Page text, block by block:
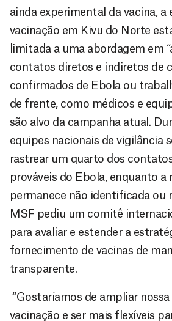
ainda experimental da vacina, a
vacinação em Kivu do Norte
limitada a uma abordagem em
contatos diretos e indiretos de
confirmados de Ebola ou
de frente, como médicos e
são alvo da campanha atual.
equipes nacionais de vigilância
rastrear um quarto dos
prováveis do Ebola, enquanto a
permanece não identificada ou
MSF pediu um comitê
para avaliar e estender a
fornecimento de vacinas de
transparente.
“Gostaríamos de ampliar
vacinação e ser mais flexíveis